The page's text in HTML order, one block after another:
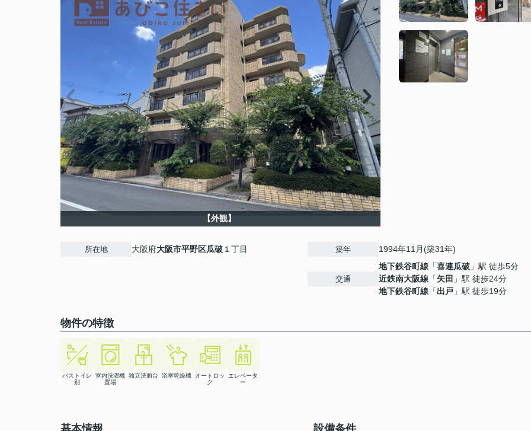
【外観】
所在地 大阪府大阪市平野区瓜破 １丁目 築年 1994年11月(築31年)
交通
地下鉄谷町線 「喜連瓜破 」駅 徒歩5分
近鉄南大阪線 「矢田 」駅 徒歩24分
地下鉄谷町線 「出戸 」駅 徒歩19分
物件の特徴
バストイレ
別
室内洗濯機
置場
独立洗面台 浴室乾燥機
オートロッ
ク
エレベータ
ー
基本情報 設備条件